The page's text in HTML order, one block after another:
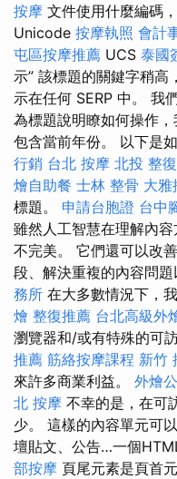
按摩 文件使用什麼編碼
Unicode 按摩執照 會計
屯區按摩推薦 UCS 泰國
示” 該標題的關鍵字稍
示在任何 SERP 中。 我
為標題說明瞭如何操作
包含當前年份。 以下是
行銷 台北 按摩 北投 整復
燴自助餐 士林 整骨 大雅
標題。 申請台胞證 台中
雖然人工智慧在理解內
不完美。 它們還可以改
段、解決重複的內容問
務所 在大多數情況下，
燴 整復推薦 台北高級外
瀏覽器和/或有特殊的可
推薦 筋絡按摩課程 新竹
來許多商業利益。 外燴
北 按摩 不幸的是，在可
少。 這樣的內容單元可
壇貼文、公告…一個
部按摩 頁尾元素是頁首